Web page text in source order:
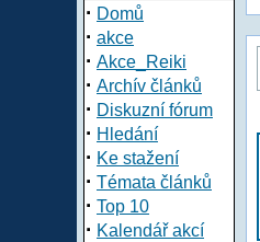
· Domů
· akce
· Akce_Reiki
· Archív článků
· Diskuzní fórum
· Hledání
· Ke stažení
· Témata článků
· Top 10
· Kalendář akcí